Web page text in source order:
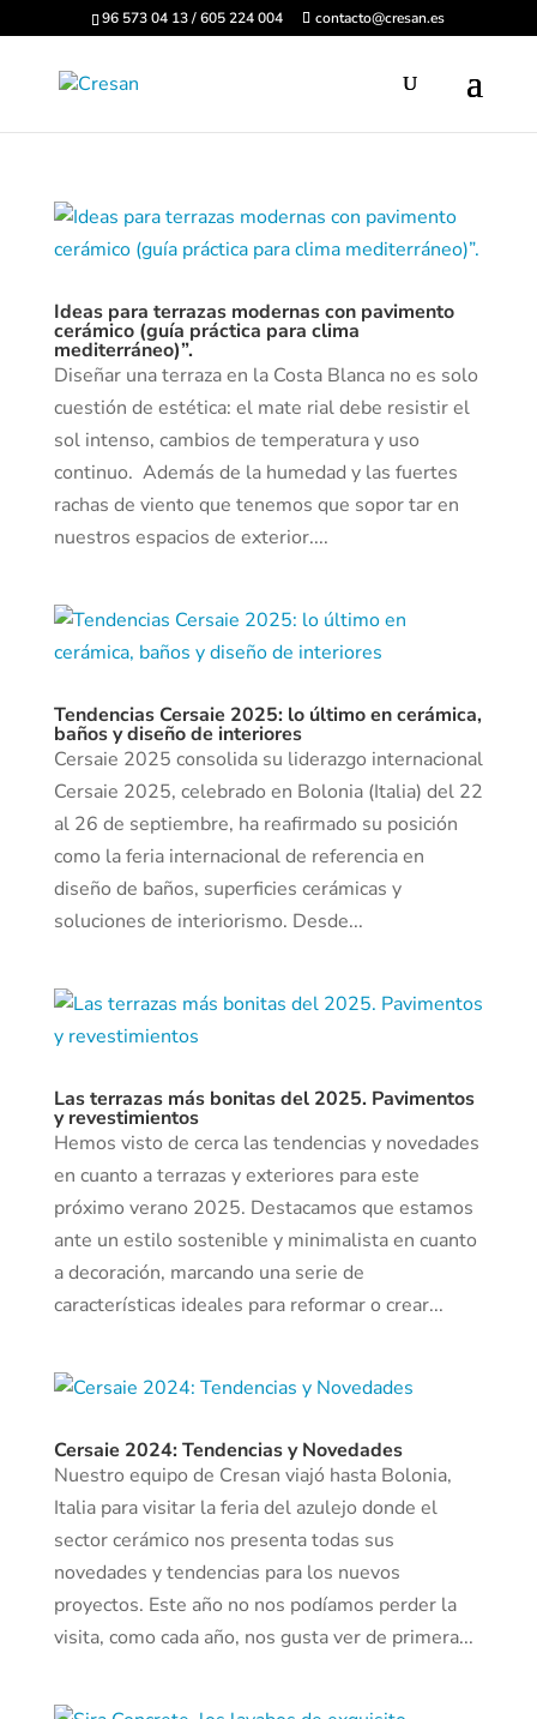
96 573 04 13 / 605 224 004 contacto@cresan.es
Ideas para terrazas modernas con pavimento
cerámico (guía práctica para clima
mediterráneo)”.
Diseñar una terraza en la Costa Blanca no es solo
cuestión de estética: el mate rial debe resistir el
sol intenso, cambios de temperatura y uso
continuo. Además de la humedad y las fuertes
rachas de viento que tenemos que sopor tar en
nuestros espacios de exterior....
Tendencias Cersaie 2025: lo último en cerámica,
baños y diseño de interiores
Cersaie 2025 consolida su liderazgo internacional
Cersaie 2025, celebrado en Bolonia (Italia) del 22
al 26 de septiembre, ha reafirmado su posición
como la feria internacional de referencia en
diseño de baños, superficies cerámicas y
soluciones de interiorismo. Desde...
Las terrazas más bonitas del 2025. Pavimentos
y revestimientos
Hemos visto de cerca las tendencias y novedades
en cuanto a terrazas y exteriores para este
próximo verano 2025. Destacamos que estamos
ante un estilo sostenible y minimalista en cuanto
a decoración, marcando una serie de
características ideales para reformar o crear...
Cersaie 2024: Tendencias y Novedades
Nuestro equipo de Cresan viajó hasta Bolonia,
Italia para visitar la feria del azulejo donde el
sector cerámico nos presenta todas sus
novedades y tendencias para los nuevos
proyectos. Este año no nos podíamos perder la
visita, como cada año, nos gusta ver de primera...